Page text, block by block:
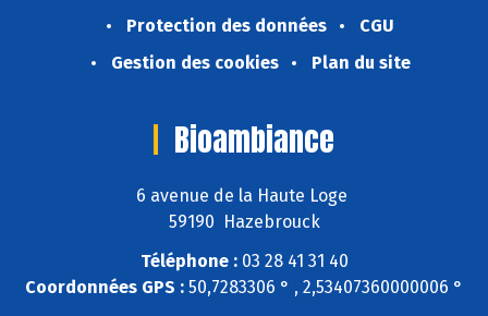
Protection des données
CGU
Gestion des cookies
Plan du site
Bioambiance
6 avenue de la Haute Loge
59190 Hazebrouck
Téléphone :03 28 41 31 40
Coordonnées GPS : 50,7283306 ° , 2,53407360000006 °